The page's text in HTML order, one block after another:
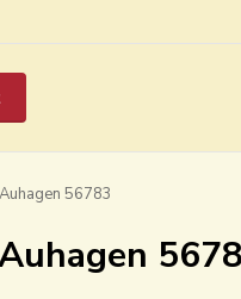
56783